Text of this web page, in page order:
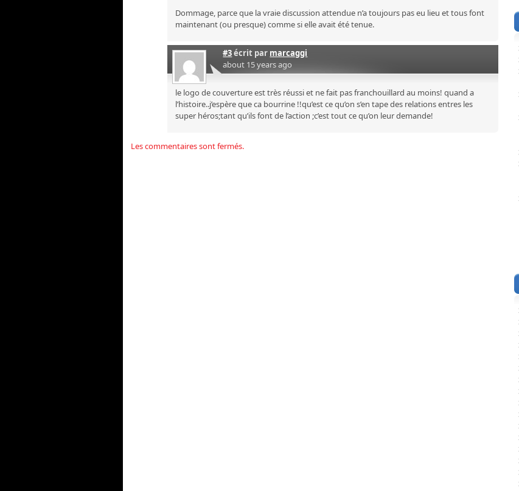
Dommage, parce que la vraie discussion attendue n’a toujours pas eu lieu et tous font
maintenant (ou presque) comme si elle avait été tenue.
#3écrit par marcaggi
about 15 years ago
le logo de couverture est très réussi et ne fait pas franchouillard au moins! quand a
l’histoire..j’espère que ca bourrine !!qu’est ce qu’on s’en tape des relations entres les
super héros;tant qu’ils font de l’action ;c’est tout ce qu’on leur demande!
Les commentaires sont fermés.